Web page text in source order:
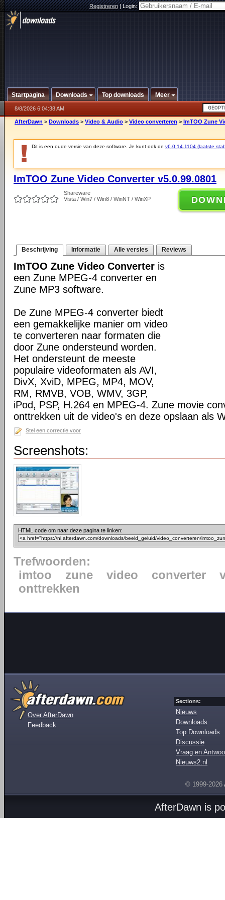
Registreren|Login:
Startpagina Downloads Top downloads Meer
8/8/2026 6:04:38 AM
AfterDawn > Downloads > Video & Audio > Video converteren > ImTOO Zune
Dit is een oude versie van deze software. Je kunt ook de v6.0.14.1104 (laatste
ImTOO Zune Video Converter v5.0.99.0801
Shareware
Vista / Win7 / Win8 / WinNT / WinXP
Beschrijving Informatie Alle versies Reviews
ImTOO Zune Video Converter is
een Zune MPEG-4 converter en
Zune MP3 software.
De Zune MPEG-4 converter biedt
een gemakkelijke manier om video
te converteren naar formaten die
door Zune ondersteund worden.
Het ondersteunt de meeste
populaire videoformaten als AVI,
DivX, XviD, MPEG, MP4, MOV,
RM, RMVB, VOB, WMV, 3GP,
iPod, PSP, H.264 en MPEG-4. Zune movie
onttrekken uit de video's en deze opslaan als
Stel een correctie voor
Screenshots:
HTML code om naar deze pagina te linken:
Trefwoorden:
imtoo
zune video converter
onttrekken
Over AfterDawn
Feedback
Sections:
Nieuws
Downloads
Top Downloads
Discussie
Vraag en
Nieuws2.nl
© 1999-2026
AfterDawn is